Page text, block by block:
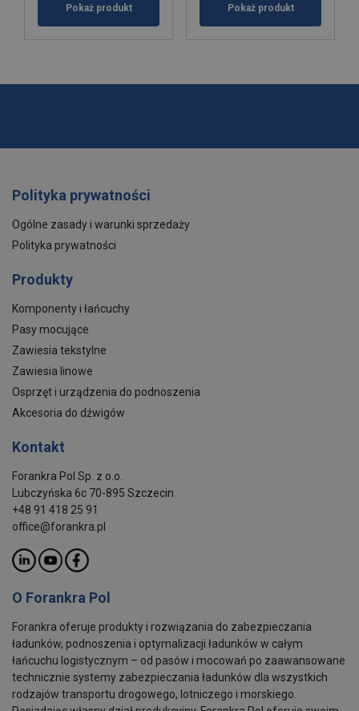
Pokaż produkt Pokaż produkt
Polityka prywatności
Ogólne zasady i warunki sprzedaży
Polityka prywatności
Produkty
Komponenty i łańcuchy
Pasy mocujące
Zawiesia tekstylne
Zawiesia linowe
Osprzęt i urządzenia do podnoszenia
Akcesoria do dźwigów
Kontakt
Forankra Pol Sp. z o.o.
Lubczyńska 6c 70-895 Szczecin
+48 91 418 25 91
office@forankra.pl
O Forankra Pol
Forankra oferuje produkty i rozwiązania do zabezpieczania
ładunków, podnoszenia i optymalizacji ładunków w całym
łańcuchu logistycznym – od pasów i mocowań po zaawansowane
technicznie systemy zabezpieczania ładunków dla wszystkich
rodzajów transportu drogowego, lotniczego i morskiego.